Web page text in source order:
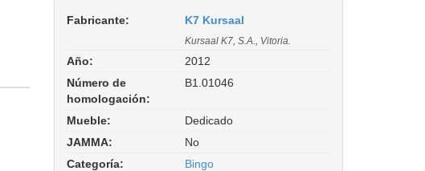
Fabricante: K7 Kursaal
Kursaal K7, S.A., Vitoria.
Año:
2012
Número de
homologación:
B1.01046
Mueble:
Dedicado
JAMMA:
No
Categoría:
Bingo